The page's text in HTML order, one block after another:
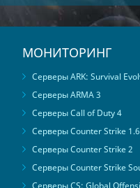
МОНИТОРИНГ
Серверы ARK: Survival
Серверы ARMA 3
Серверы Call of Duty 4
Серверы Counter Strike 1.6
Серверы Counter Strike 2
Серверы Counter Strike
Серверы CS: Global